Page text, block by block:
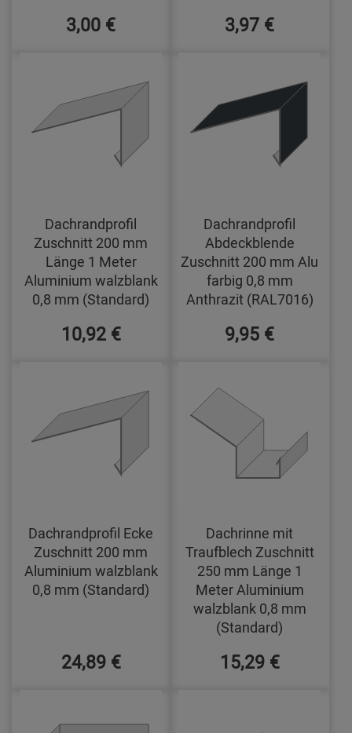
3,00 € 3,97 €
Dachrandprofil
Zuschnitt 200 mm
Länge 1 Meter
Aluminium walzblank
0,8 mm (Standard)
10,92 €
Dachrandprofil
Abdeckblende
Zuschnitt 200 mm Alu
farbig 0,8 mm
Anthrazit (RAL7016)
9,95 €
Dachrandprofil Ecke
Zuschnitt 200 mm
Aluminium walzblank
0,8 mm (Standard)
24,89 €
Dachrinne mit
Traufblech Zuschnitt
250 mm Länge 1
Meter Aluminium
walzblank 0,8 mm
(Standard)
15,29 €